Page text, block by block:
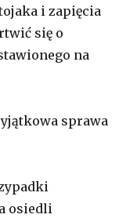
i zapięcia
się o
na
sprawa
osiedli